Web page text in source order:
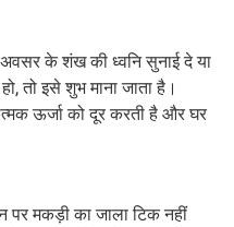
के शंख की ध्वनि सुनाई दे या
तो इसे शुभ माना जाता है।
ऊर्जा को दूर करती है और घर
पर मकड़ी का जाला टिक नहीं